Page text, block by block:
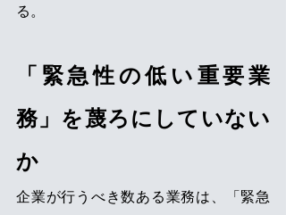
る。
「緊急性の低い重要業
務」を蔑ろにしていない
か
企業が行うべき数ある業務は、「緊急